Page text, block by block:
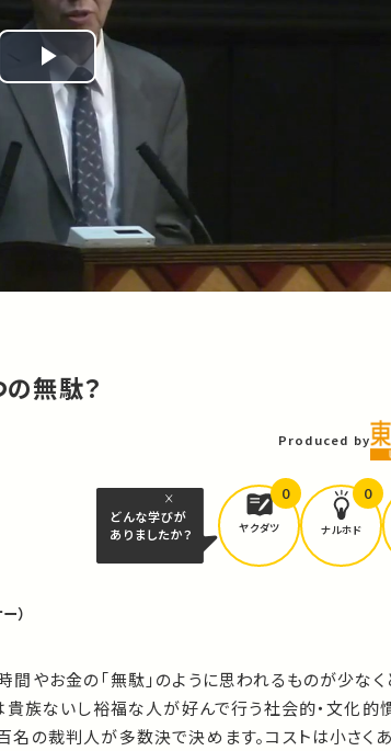
Play
Video
無駄？
Produced by
どんな学びが
ありましたか？
ヤクダツ
0
ナルホド
0
）
間やお金の「無駄」のように思われるものが少な
貴族ないし裕福な人が好んで行う社会的・文化的
名の裁判人が多数決で決めます。コストは小さく